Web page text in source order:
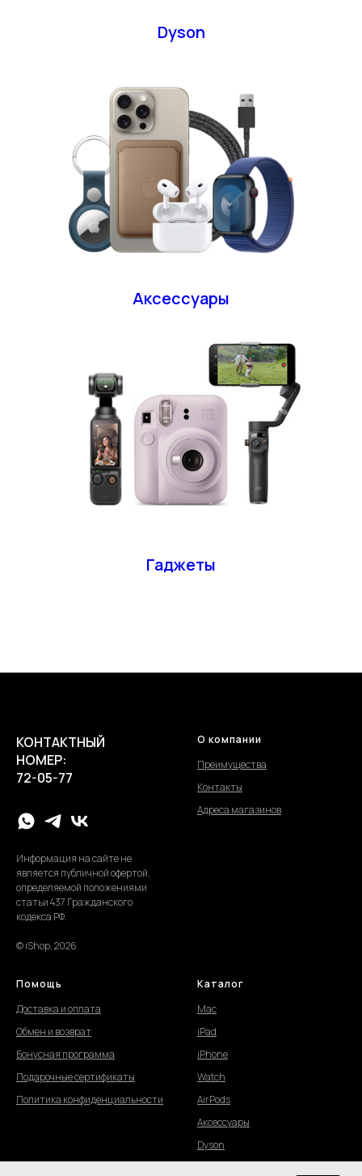
Dyson
Аксессуары
Гаджеты
КОНТАКТНЫЙ
НОМЕР:
72-05-77
Информация на сайте не
является публичной офертой,
определяемой положениями
статьи 437 Гражданского
кодекса РФ.
© iShop, 2026
О компании
Преимущества
Контакты
Адреса магазинов
Помощь
Доставка и оплата
Обмен и возврат
Бонусная программа
Подарочные сертификаты
Политика конфиденциальности
Каталог
Mac
iPad
iPhone
Watch
AirPods
Аксессуары
Dyson